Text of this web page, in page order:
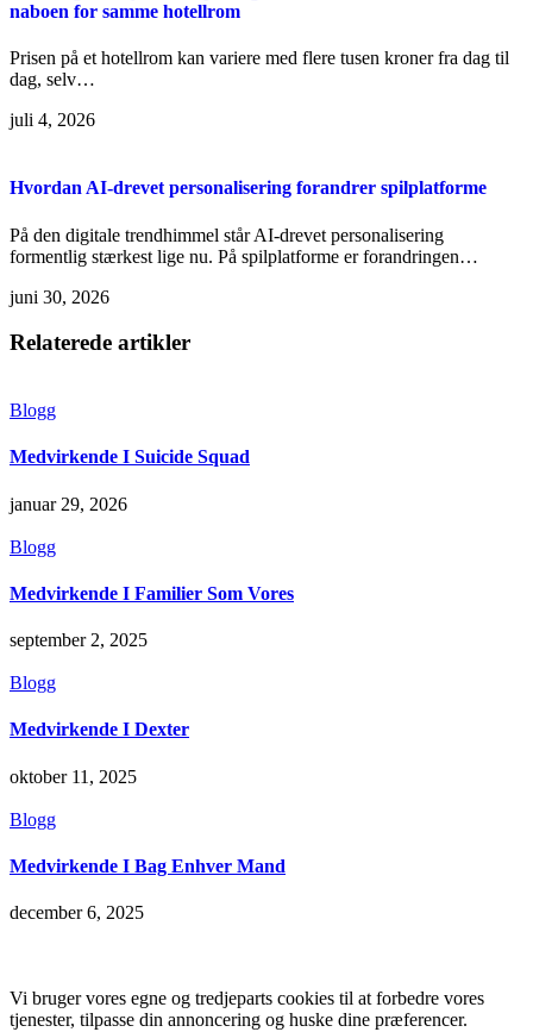
naboen for samme hotellrom
Prisen på et hotellrom kan variere med flere tusen kroner fra dag til
dag, selv…
juli 4, 2026
Hvordan AI-drevet personalisering forandrer spilplatforme
På den digitale trendhimmel står AI-drevet personalisering
formentlig stærkest lige nu. På spilplatforme er forandringen…
juni 30, 2026
Relaterede artikler
Blogg
Medvirkende I Suicide Squad
januar 29, 2026
Blogg
Medvirkende I Familier Som Vores
september 2, 2025
Blogg
Medvirkende I Dexter
oktober 11, 2025
Blogg
Medvirkende I Bag Enhver Mand
december 6, 2025
Vi bruger vores egne og tredjeparts cookies til at forbedre vores
tjenester, tilpasse din annoncering og huske dine præferencer.